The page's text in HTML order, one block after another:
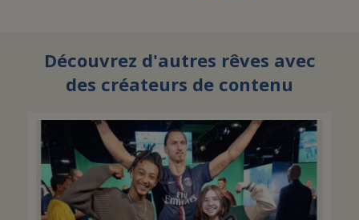
Découvrez d'autres rêves avec
des créateurs de contenu